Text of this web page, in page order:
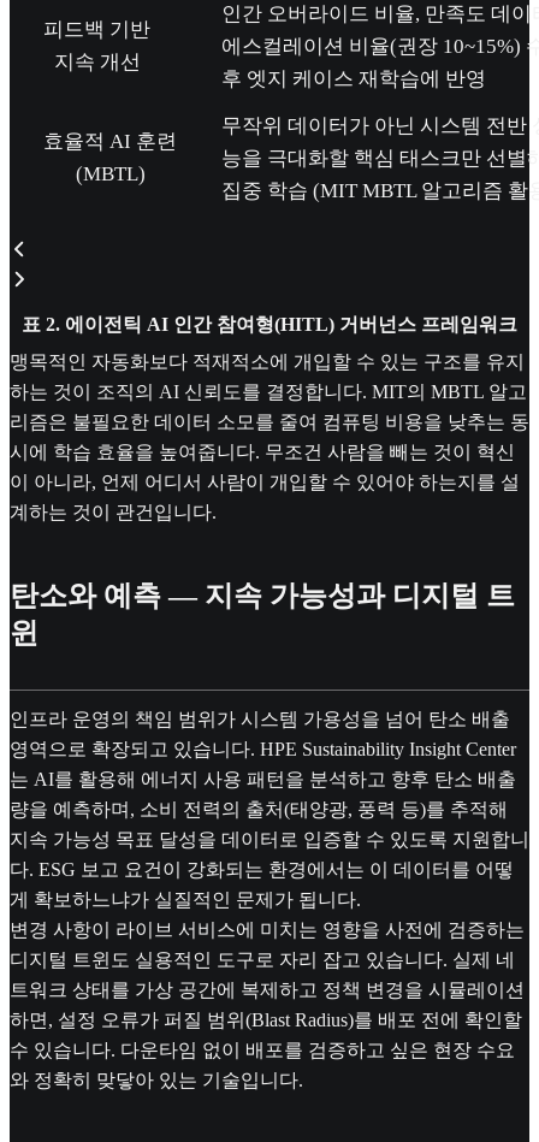
피드백 기반
지속 개선
인간 오버라이드 비율, 만족도 데이
에스컬레이션 비율(권장 10~15%)
후 엣지 케이스 재학습에 반영
효율적 AI 훈련
(MBTL)
무작위 데이터가 아닌 시스템 전반
능을 극대화할 핵심 태스크만 선별
집중 학습 (MIT MBTL 알고리즘 활
표 2. 에이전틱 AI 인간 참여형(HITL) 거버넌스 프레임워크
맹목적인 자동화보다 적재적소에 개입할 수 있는 구조를 유지
하는 것이 조직의 AI 신뢰도를 결정합니다. MIT의 MBTL 알고
리즘은 불필요한 데이터 소모를 줄여 컴퓨팅 비용을 낮추는 동
시에 학습 효율을 높여줍니다. 무조건 사람을 빼는 것이 혁신
이 아니라, 언제 어디서 사람이 개입할 수 있어야 하는지를 설
계하는 것이 관건입니다.
탄소와 예측 — 지속 가능성과 디지털 트
윈
인프라 운영의 책임 범위가 시스템 가용성을 넘어 탄소 배출
영역으로 확장되고 있습니다. HPE Sustainability Insight Center
는 AI를 활용해 에너지 사용 패턴을 분석하고 향후 탄소 배출
량을 예측하며, 소비 전력의 출처(태양광, 풍력 등)를 추적해
지속 가능성 목표 달성을 데이터로 입증할 수 있도록 지원합니
다. ESG 보고 요건이 강화되는 환경에서는 이 데이터를 어떻
게 확보하느냐가 실질적인 문제가 됩니다.
변경 사항이 라이브 서비스에 미치는 영향을 사전에 검증하는
디지털 트윈도 실용적인 도구로 자리 잡고 있습니다. 실제 네
트워크 상태를 가상 공간에 복제하고 정책 변경을 시뮬레이션
하면, 설정 오류가 퍼질 범위(Blast Radius)를 배포 전에 확인할
수 있습니다. 다운타임 없이 배포를 검증하고 싶은 현장 수요
와 정확히 맞닿아 있는 기술입니다.